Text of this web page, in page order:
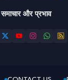
समाचार और प्रभाव